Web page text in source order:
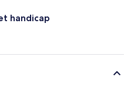
handicap